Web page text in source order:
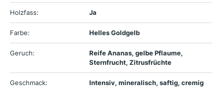
Holzfass: Ja
Farbe: Helles Goldgelb
Geruch:
Reife Ananas, gelbe Pflaume,
Sternfrucht, Zitrusfrüchte
Geschmack: Intensiv, mineralisch, saftig, cremig